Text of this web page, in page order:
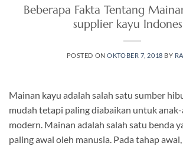
Beberapa Fakta Tentang
supplier kayu
POSTED ONOKTOBER 7, 2018 BY
Mainan kayu adalah salah satu sumber
mudah tetapi paling diabaikan untuk anak-
modern. Mainan adalah salah satu benda
paling awal oleh manusia. Pada tahap